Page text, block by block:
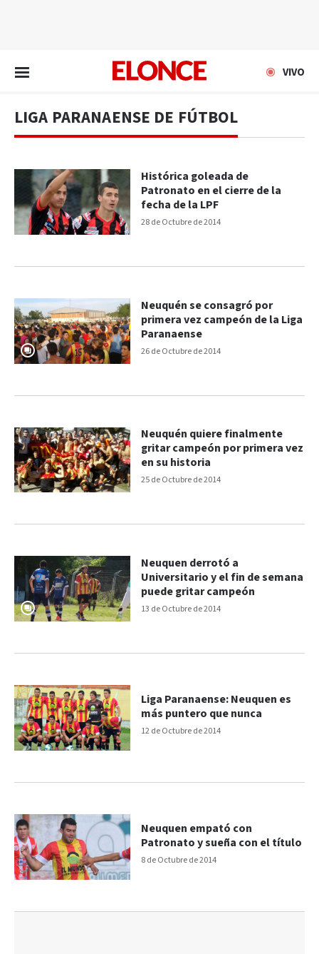
VIVO
LIGA PARANAENSE DE FÚTBOL
28 de Octubre de 2014
Histórica goleada de
Patronato en el cierre de la
fecha de la LPF
26 de Octubre de 2014
Neuquén se consagró por
primera vez campeón de la Liga
Paranaense
25 de Octubre de 2014
Neuquén quiere finalmente
gritar campeón por primera vez
en su historia
13 de Octubre de 2014
Neuquen derrotó a
Universitario y el fin de semana
puede gritar campeón
12 de Octubre de 2014
Liga Paranaense: Neuquen es
más puntero que nunca
8 de Octubre de 2014
Neuquen empató con
Patronato y sueña con el título